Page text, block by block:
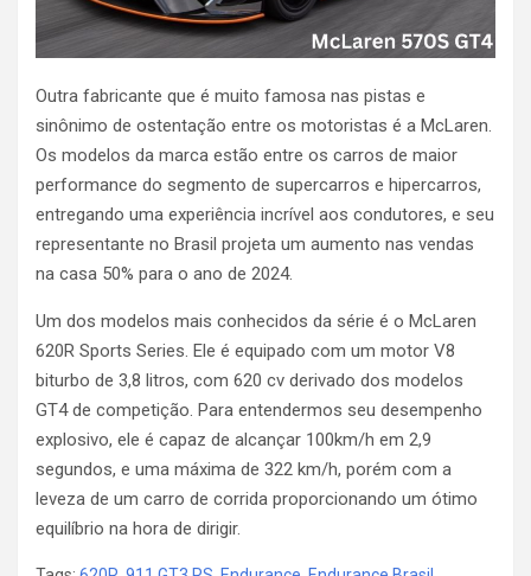
Outra fabricante que é muito famosa nas pistas e
sinônimo de ostentação entre os motoristas é a McLaren.
Os modelos da marca estão entre os carros de maior
performance do segmento de supercarros e hipercarros,
entregando uma experiência incrível aos condutores, e seu
representante no Brasil projeta um aumento nas vendas
na casa 50% para o ano de 2024.
Um dos modelos mais conhecidos da série é o McLaren
620R Sports Series. Ele é equipado com um motor V8
biturbo de 3,8 litros, com 620 cv derivado dos modelos
GT4 de competição. Para entendermos seu desempenho
explosivo, ele é capaz de alcançar 100km/h em 2,9
segundos, e uma máxima de 322 km/h, porém com a
leveza de um carro de corrida proporcionando um ótimo
equilíbrio na hora de dirigir.